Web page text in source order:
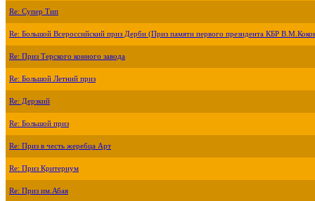
Re: Супер Тип
Re: Большой Всероссийский приз Дерби (Приз памяти первого президента КБР
Re: Приз Терского конного завода
Re: Большой Летний приз
Re: Дерзкий
Re: Большой приз
Re: Приз в честь жеребца Арт
Re: Приз Критериум
Re: Приз им.Абая